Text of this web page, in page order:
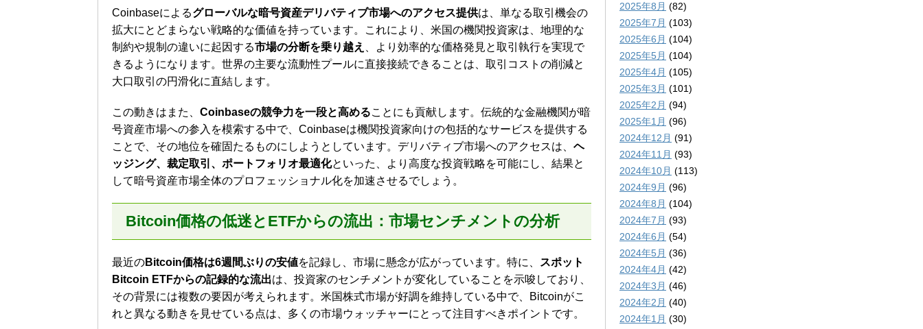
Coinbaseによるグローバルな暗号資産デリバティブ市場へのアクセス提供は、単なる取引機会の
拡大にとどまらない戦略的な価値を持っています。これにより、米国の機関投資家は、地理的な
制約や規制の違いに起因する市場の分断を乗り越え
、より効率的な価格発見と取引執行を実現で
きるようになります。世界の主要な流動性プールに直接接続できることは、取引コストの削減と
大口取引の円滑化に直結します。
この動きはまた、 Coinbaseの競争力を一段と高めることにも貢献します。伝統的な金融機関が暗
号資産市場への参入を模索する中で、Coinbaseは機関投資家向けの包括的なサービスを提供する
ことで、その地位を確固たるものにしようとしています。デリバティブ市場へのアクセスは、 ヘ
ッジング、裁定取引、ポートフォリオ最適化といった、より高度な投資戦略を可能にし、結果と
して暗号資産市場全体のプロフェッショナル化を加速させるでしょう。
Bitcoin価格の低迷とETFからの流出：市場センチメントの分析
最近のBitcoin価格は6週間ぶりの安値を記録し、市場に懸念が広がっています。特に、
スポット
Bitcoin ETFからの記録的な流出は、投資家のセンチメントが変化していることを示唆しており、
その背景には複数の要因が考えられます。米国株式市場が好調を維持している中で、Bitcoinがこ
れと異なる動きを見せている点は、多くの市場ウォッチャーにとって注目すべきポイントです。
2025年8月 (82)
2025年7月 (103)
2025年6月 (104)
2025年5月 (104)
2025年4月 (105)
2025年3月 (101)
2025年2月 (94)
2025年1月 (96)
2024年12月 (91)
2024年11月 (93)
2024年10月 (113)
2024年9月 (96)
2024年8月 (104)
2024年7月 (93)
2024年6月 (54)
2024年5月 (36)
2024年4月 (42)
2024年3月 (46)
2024年2月 (40)
2024年1月 (30)